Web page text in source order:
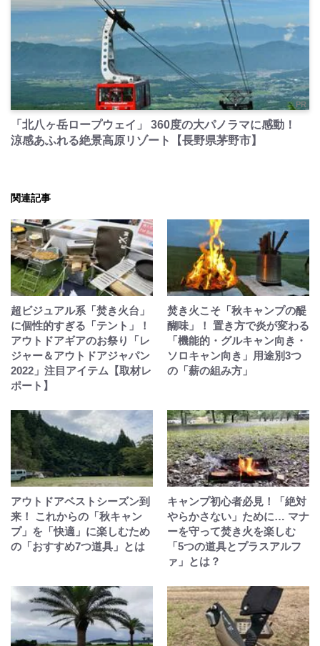
PR
「北八ヶ岳ロープウェイ」 360度の大パノラマに感動！
涼感あふれる絶景高原リゾート【長野県茅野市】
関連記事
超ビジュアル系「焚き火台」
に個性的すぎる「テント」！
アウトドアギアのお祭り「レ
ジャー＆アウトドアジャパン
2022」注目アイテム【取材レ
ポート】
焚き火こそ「秋キャンプの醍
醐味」！ 置き方で炎が変わる
「機能的・グルキャン向き・
ソロキャン向き」用途別3つ
の「薪の組み方」
アウトドアベストシーズン到
来！ これからの「秋キャン
プ」を「快適」に楽しむため
の「おすすめ7つ道具」とは
キャンプ初心者必見！「絶対
やらかさない」ために… マナ
ーを守って焚き火を楽しむ
「5つの道具とプラスアルフ
ァ」とは？